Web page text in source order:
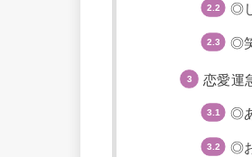
◎
◎
恋愛運
◎
◎